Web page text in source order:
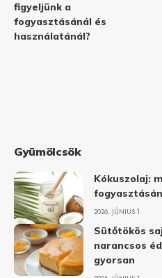
figyeljünk a
fogyasztásánál és
használatánál?
Gyümölcsök
Kókuszolaj:
2026. JÚNIUS 1.
Sütőtökös
narancsos
gyorsan